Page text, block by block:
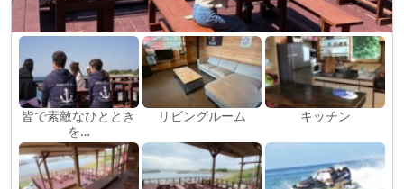
皆で素敵なひととき
を…
リビングルーム キッチン